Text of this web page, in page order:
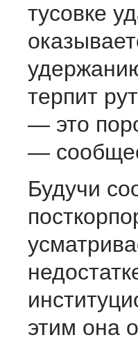
тусовке
терпит
— это
—
Будучи
этим она